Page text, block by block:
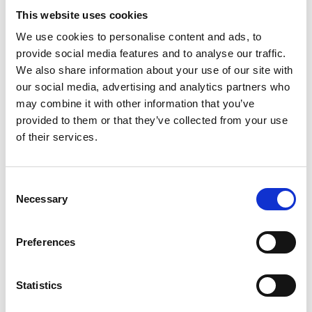
This website uses cookies
We use cookies to personalise content and ads, to
provide social media features and to analyse our traffic.
We also share information about your use of our site with
our social media, advertising and analytics partners who
may combine it with other information that you’ve
provided to them or that they’ve collected from your use
of their services.
Selection
Necessary
Preferences
Statistics
en het nemen van onderbouwde beslissingen
Waarom dit rapport
downloaden?
Wij zijn van mening dat Eskers erkenning als
feedback en doorlopende productontwikkeling
AI-gedreven leverancierscommunicatie die
Sterke mogelijkheden voor geschilbeheer,